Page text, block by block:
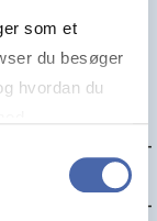
som et
du besøger
hvordan du
altid trække
om op­ta­
sprog- og ad­